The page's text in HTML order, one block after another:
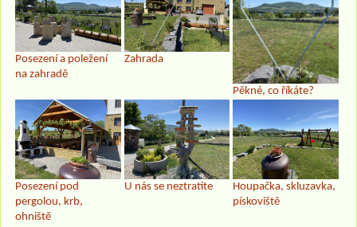
Posezení a poležení
na zahradě
Zahrada
Pěkné, co říkáte?
Posezení pod
pergolou, krb,
ohniště
U nás se neztratíte
Houpačka, skluzavka,
pískoviště